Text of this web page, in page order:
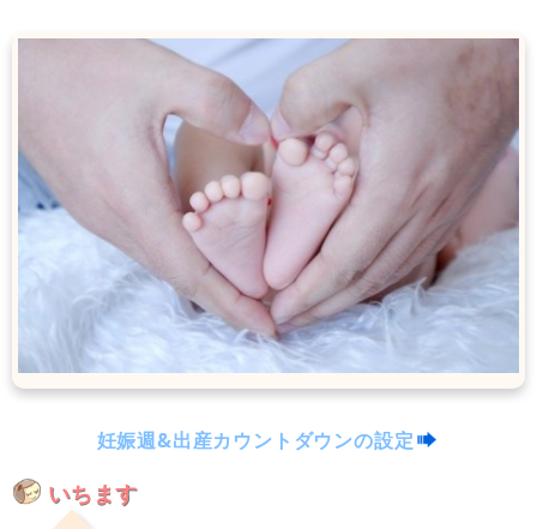
妊娠週&出産カウントダウンの設定
いちます